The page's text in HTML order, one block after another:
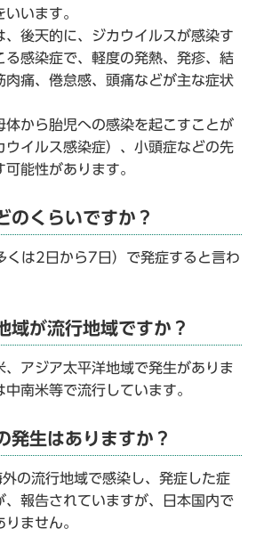
います。
、後天的に、ジカウイルスが感染す
る感染症で、軽度の発熱、発疹、結
肉痛、倦怠感、頭痛などが主な症状
体から胎児への感染を起こすことが
ウイルス感染症）、小頭症などの先
能性があります。
のくらいですか？
くは2日から7日）で発症すると言わ
域が流行地域ですか？
、アジア太平洋地域で発生がありま
南米等で流行しています。
発生はありますか？
の流行地域で感染し、発症した症
、報告されていますが、日本国内で
ません。